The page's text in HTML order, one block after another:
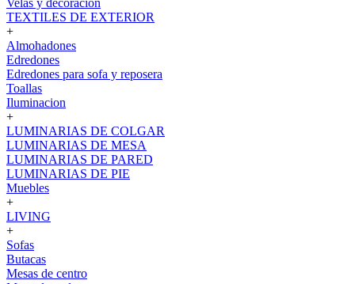
Velas y decoracion
TEXTILES DE EXTERIOR
+
Almohadones
Edredones
Edredones para sofa y reposera
Toallas
Iluminacion
+
LUMINARIAS DE COLGAR
LUMINARIAS DE MESA
LUMINARIAS DE PARED
LUMINARIAS DE PIE
Muebles
+
LIVING
+
Sofas
Butacas
Mesas de centro